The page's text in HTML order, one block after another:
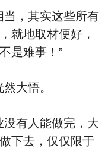
，其实这些所有
就地取材便好，
是难事！”
大悟。
有人能做完，大
下去，仅仅限于